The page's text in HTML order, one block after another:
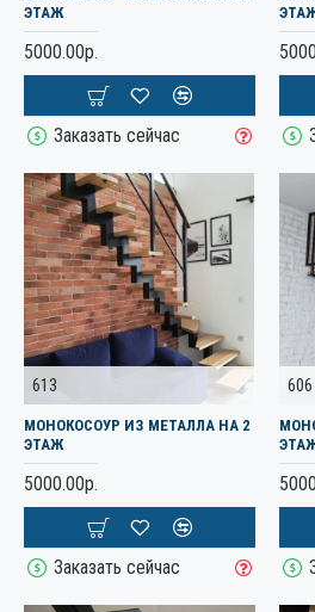
ЭТАЖ
5000.00р.
Заказать сейчас
613
МОНОКОСОУР ИЗ МЕТАЛЛА НА 2
ЭТАЖ
5000.00р.
Заказать сейчас
606